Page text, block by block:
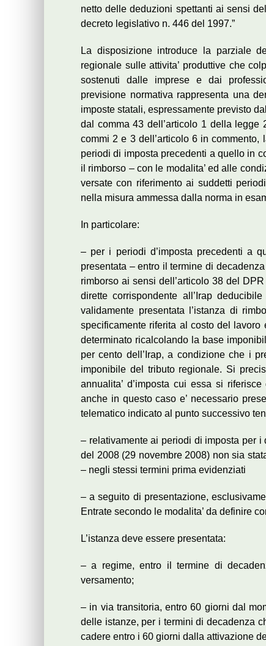
netto delle deduzioni spettanti ai sensi
decreto legislativo n. 446 del 1997.”
La disposizione introduce la parziale
regionale sulle attivita’ produttive che
sostenuti dalle imprese e dai
previsione normativa rappresenta una
imposte statali, espressamente previsto
dal comma 43 dell’articolo 1 della
commi 2 e 3 dell’articolo 6 in commento,
periodi di imposta precedenti a quello in
il rimborso – con le modalita’ ed alle
versate con riferimento ai suddetti
nella misura ammessa dalla norma in
In particolare:
– per i periodi d’imposta precedenti a
presentata – entro il termine di
rimborso ai sensi dell’articolo 38 del
dirette corrispondente all’Irap
validamente presentata l’istanza di
specificamente riferita al costo del lavoro
determinato ricalcolando la base
per cento dell’Irap, a condizione che i
imponibile del tributo regionale. Si
annualita’ d’imposta cui essa si
anche in questo caso e’ necessario
telematico indicato al punto successivo
– relativamente ai periodi di imposta per
del 2008 (29 novembre 2008) non sia
– negli stessi termini prima evidenziati
– a seguito di presentazione,
Entrate secondo le modalita’ da definire
L’istanza deve essere presentata:
– a regime, entro il termine di
versamento;
– in via transitoria, entro 60 giorni dal
delle istanze, per i termini di decadenza
cadere entro i 60 giorni dalla attivazione